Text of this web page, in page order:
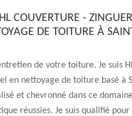
COUVERTURE -
DE TOITURE À
de votre toiture. Je suis
en nettoyage de toiture basé à
et chevronné dans ce
réussies. Je suis qualifié pour